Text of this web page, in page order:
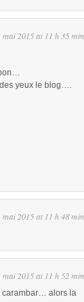
mai 2015 at 11 h 35 min
yeux le blog….
mai 2015 at 11 h 48 min
mai 2015 at 11 h 52 min
carambar… alors la